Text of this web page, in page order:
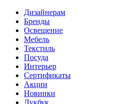
Дизайнерам
Бренды
Освещение
Мебель
Текстиль
Посуда
Интерьер
Сертификаты
Акции
Новинки
Лукбук